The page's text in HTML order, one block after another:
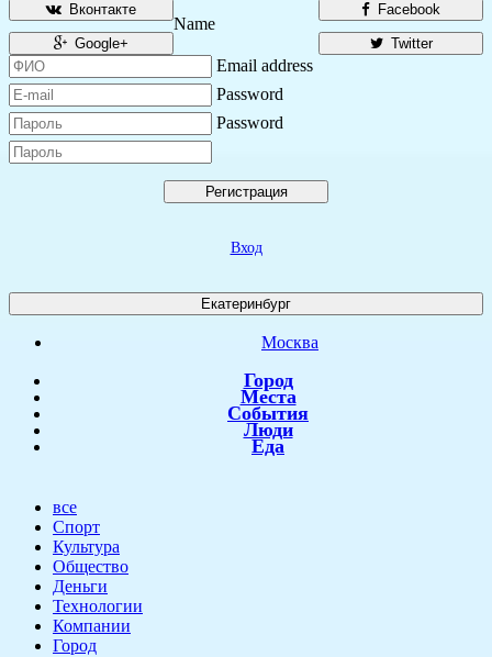
Facebook
Вконтакте
Twitter
Google+
Name
Email address
Password
Password
Регистрация
Вход
Екатеринбург
Москва
Город
Места
События
Люди
Еда
все
Спорт
Культура
Общество
Деньги
Технологии
Компании
Город